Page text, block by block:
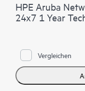
HPE Aruba
24x7 1 Year
Vergleichen